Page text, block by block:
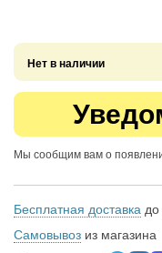
Нет в наличии
Мы сообщим вам о
Бесплатная доставка до
Самовывоз из магазина